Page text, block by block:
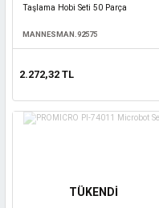
Taşlama Hobi Seti 50 Parça
MANNESMAN.92575
2.272,32 TL
TÜKENDİ